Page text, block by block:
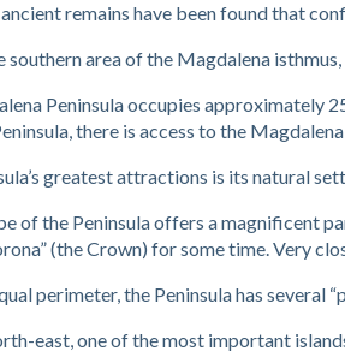
remains have been found that
southern area of the Magdalena
надати всі необхідні
потрібні терміново. У таких
і складних перевірок, що особливо
достатньо заповнити коротку
яке зазвичай приймається за
прозорі умови співпраці,
яка гарантує безпеку
Peninsula occupies approximately
there is access to the
greatest attractions is its natural
of the Peninsula offers a magnificent
(the Crown) for some time. Very
perimeter, the Peninsula has
east, one of the most important